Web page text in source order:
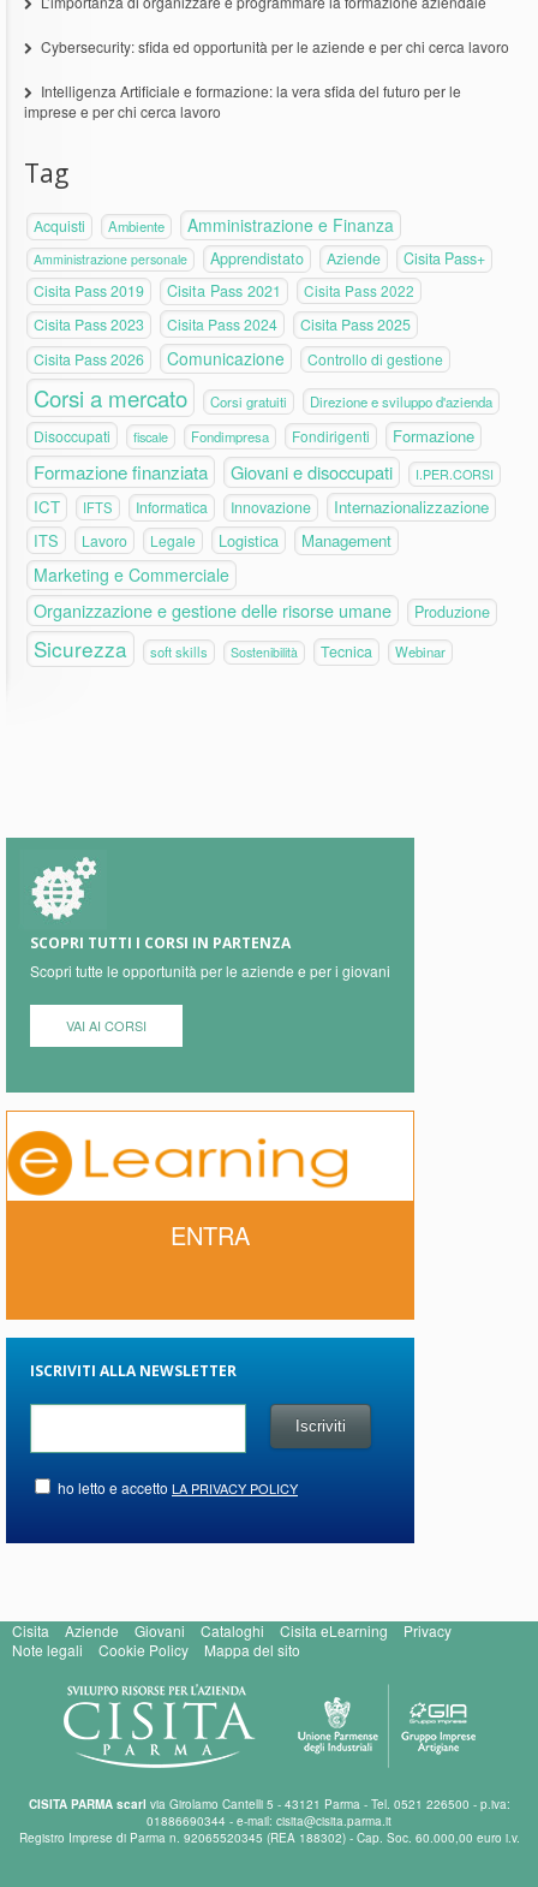
Cybersecurity: sfida ed opportunità per le aziende e per chi cerca lavoro
Intelligenza Artificiale e formazione: la vera sfida del futuro per le
imprese e per chi cerca lavoro
Tag
Acquisti Ambiente Amministrazione e Finanza
Amministrazione personale Apprendistato Aziende
Cisita Pass+
Cisita Pass 2019
Cisita Pass 2021 Cisita Pass 2022
Cisita Pass 2023 Cisita Pass 2024
Cisita Pass 2025
Cisita Pass 2026
Comunicazione Controllo di gestione
Corsi a mercato Corsi gratuiti Direzione e sviluppo d'azienda
Disoccupati fiscale Fondimpresa Fondirigenti Formazione
Formazione finanziata Giovani e disoccupati I.PER.CORSI
ICT IFTS Informatica Innovazione
Internazionalizzazione
ITS
Lavoro Legale Logistica Management
Marketing e Commerciale
Organizzazione e gestione delle risorse umane Produzione
Sicurezza soft skills Sostenibilità Tecnica Webinar
SCOPRI TUTTI I CORSI IN PARTENZA
Scopri tutte le opportunità per le aziende e per i giovani
VAI AI CORSI
ENTRA
ISCRIVITI ALLA NEWSLETTER
ho letto e accetto LA PRIVACY POLICY
Cisita Aziende Giovani Cataloghi Cisita eLearning
Privacy
Note legali
Cookie Policy Mappa del sito
CISITA PARMA scarl via Girolamo Cantelli 5 - 43121 Parma - Tel. 0521 226500 - p.iva:
01886690344 - e-mail: cisita@cisita.parma.it
Registro Imprese di Parma n. 92065520345 (REA 188302) - Cap. Soc. 60.000,00 euro i.v.